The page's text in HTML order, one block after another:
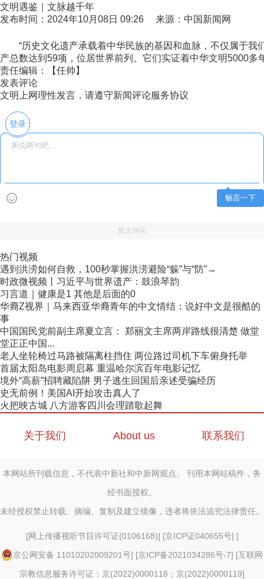
文明遇鉴｜文脉越千年
发布时间：2024年10月08日 09:26 来源：中国新闻网
“历史文化遗产承载着中华民族的基因和血脉，不仅属于我
产总数达到59项，位居世界前列。它们实证着中华文明5000多
责任编辑：【任帅】
发表评论
文明上网理性发言，请遵守新闻评论服务协议
登录
畅言一下
暂无评论
热门视频
遇到洪涝如何自救，100秒掌握洪涝避险“躲”与“防”→
时政微视频丨习近平与世界遗产：鼓浪琴韵
习言道｜健康是1 其他是后面的0
华裔Z视界｜马来西亚华裔青年的中文情结：说好中文是很酷的
事
中国国民党前副主席夏立言： 郑丽文主席两岸路线很清楚 做堂
堂正正中国...
老人坐轮椅过马路被隔离柱挡住 两位路过司机下车俯身托举
首届太阳岛电影周启幕 重温哈尔滨百年电影记忆
境外“高薪”招聘藏陷阱 男子逃生回国后亲述受骗经历
史无前例！美国AI开始攻击真人了
火把映古城 八方游客四川会理踏歌起舞
关于我们 About us 联系我们
本网站所刊载信息，不代表中新社和中新网观点。 刊用本网站稿件，务
经书面授权。
未经授权禁止转载、摘编、复制及建立镜像，违者将依法追究法律责任。
[网上传播视听节目许可证(0106168)] [京ICP证040655号] [
京公网安备 11010202009201号] [京ICP备2021034286号-7] [互联网
宗教信息服务许可证：京(2022)0000118；京(2022)0000119]